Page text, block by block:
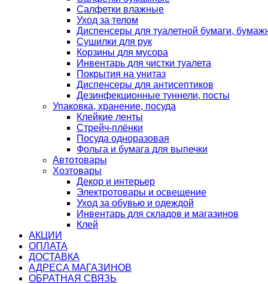
Салфетки влажные
Уход за телом
Диспенсеры для туалетной бумаги,
Сушилки для рук
Корзины для мусора
Инвентарь для чистки туалета
Покрытия на унитаз
Диспенсеры для антисептиков
Дезинфекционные туннели, посты
Упаковка, хранение, посуда
Клейкие ленты
Стрейч-плёнки
Посуда одноразовая
Фольга и бумага для выпечки
Автотовары
Хозтовары
Декор и интерьер
Электротовары и освещение
Уход за обувью и одеждой
Инвентарь для складов и магазинов
Клей
АКЦИИ
ОПЛАТА
ДОСТАВКА
АДРЕСА МАГАЗИНОВ
ОБРАТНАЯ СВЯЗЬ